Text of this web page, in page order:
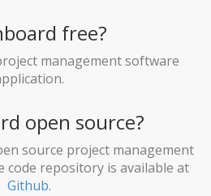
free?
management software
open source?
source project management
code repository is available at
Github.